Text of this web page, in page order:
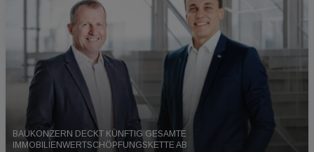
BAUKONZERN DECKT KÜNFTIG GESAMTE
IMMOBILIENWERTSCHÖPFUNGSKETTE AB